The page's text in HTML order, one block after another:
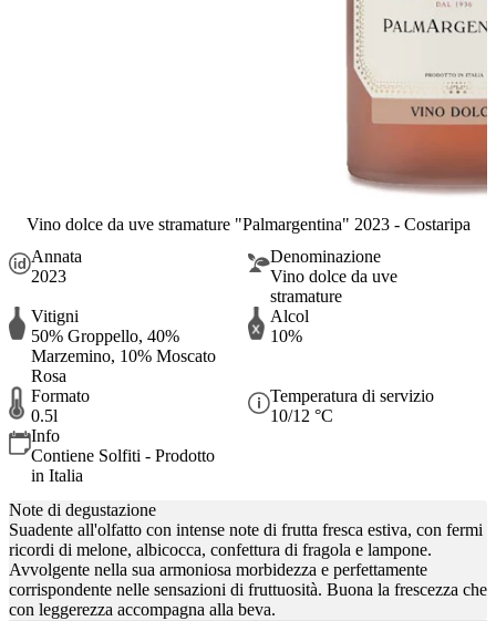
Vino dolce da uve stramature "Palmargentina" 2023 - Costaripa
Annata
2023
Denominazione
Vino dolce da uve
stramature
Vitigni
50% Groppello, 40%
Marzemino, 10% Moscato
Rosa
Alcol
10%
Formato
0.5l
Temperatura di servizio
10/12 °C
Info
Contiene Solfiti - Prodotto
in Italia
Note di degustazione
Suadente all'olfatto con intense note di frutta fresca estiva, con fermi
ricordi di melone, albicocca, confettura di fragola e lampone.
Avvolgente nella sua armoniosa morbidezza e perfettamente
corrispondente nelle sensazioni di fruttuosità. Buona la frescezza che
con leggerezza accompagna alla beva.